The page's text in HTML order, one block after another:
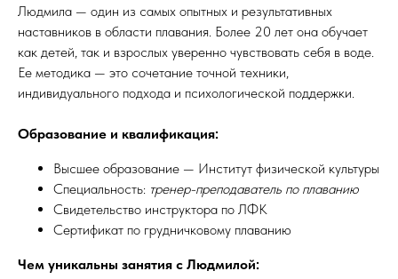
Людмила — один из самых опытных и результативных
наставников в области плавания. Более 20 лет она обучает
как детей, так и взрослых уверенно чувствовать себя в воде.
Ее методика — это сочетание точной техники,
индивидуального подхода и психологической поддержки.
Образование и квалификация:
Высшее образование — Институт физической культуры
Специальность: тренер-преподаватель по плаванию
Свидетельство инструктора по ЛФК
Сертификат по грудничковому плаванию
Чем уникальны занятия с Людмилой: